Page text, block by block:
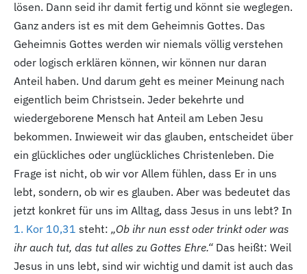
lösen. Dann seid ihr damit fertig und könnt sie weglegen.
Ganz anders ist es mit dem Geheimnis Gottes. Das
Geheimnis Gottes werden wir niemals völlig verstehen
oder logisch erklären können, wir können nur daran
Anteil haben. Und darum geht es meiner Meinung nach
eigentlich beim Christsein. Jeder bekehrte und
wiedergeborene Mensch hat Anteil am Leben Jesu
bekommen. Inwieweit wir das glauben, entscheidet über
ein glückliches oder unglückliches Christenleben. Die
Frage ist nicht, ob wir vor Allem fühlen, dass Er in uns
lebt, sondern, ob wir es glauben. Aber was bedeutet das
jetzt konkret für uns im Alltag, dass Jesus in uns lebt? In
1. Kor 10,31 steht: „Ob ihr nun esst oder trinkt oder was
ihr auch tut, das tut alles zu Gottes Ehre.“ Das heißt: Weil
Jesus in uns lebt, sind wir wichtig und damit ist auch das